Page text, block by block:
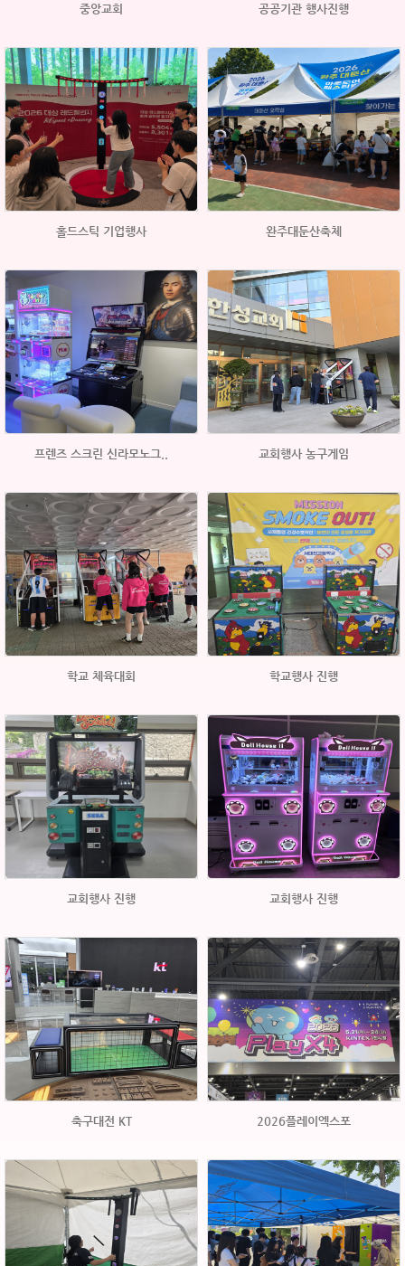
중앙교회 공공기관 행사진행
홀드스틱 기업행사 완주대둔산축체
프렌즈 스크린 신라모노그.. 교회행사 농구게임
학교 체육대회 학교행사 진행
교회행사 진행 교회행사 진행
축구대전 KT 2026플레이엑스포